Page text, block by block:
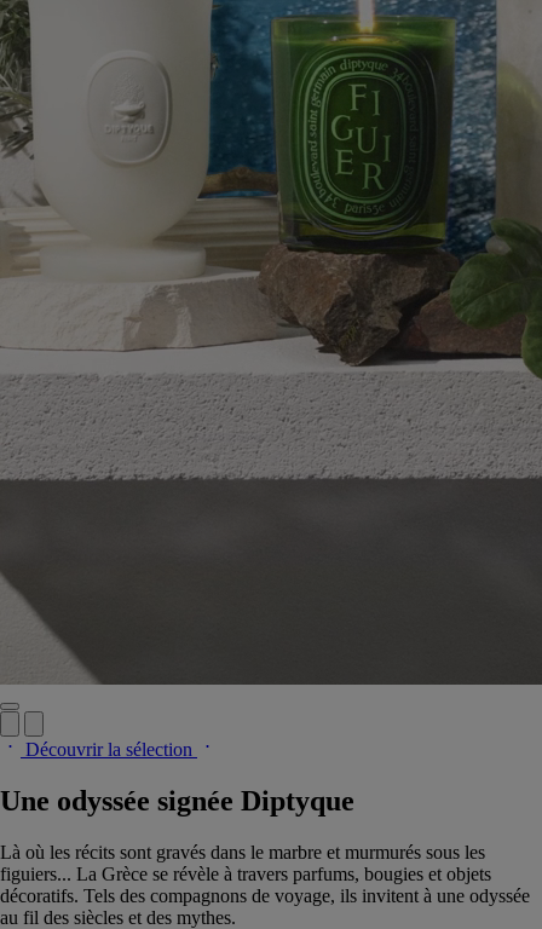
Découvrir la sélection
Une odyssée signée Diptyque
Là où les récits sont gravés dans le marbre et murmurés sous les
figuiers... La Grèce se révèle à travers parfums, bougies et objets
décoratifs. Tels des compagnons de voyage, ils invitent à une odyssée
au fil des siècles et des mythes.